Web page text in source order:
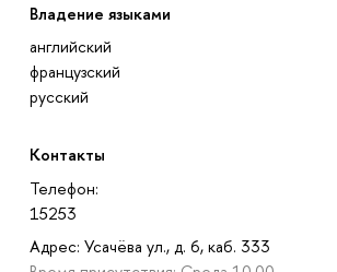
Владение языками
английский
французский
русский
Контакты
Телефон:
15253
Адрес: Усачёва ул., д. 6, каб. 333
3 4 5 6 7